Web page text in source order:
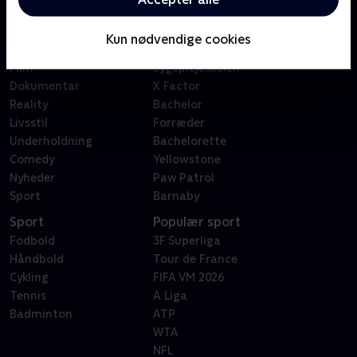
Kun nødvendige cookies
Kategorier
Film
Dokumentar
Reality
Livsstil
Underholdning
Comedy
Nyheder
Sport
Badehotellet
Sygeplejeskolen
X Factor
Bachelor
Forræder
Bachelorette
Yellowstone
Paw Patrol
Barnaby
Sport
Fodbold
Håndbold
Cykling
Tennis
Badminton
Populær sport
3F Superliga
Tour de France
FIFA VM 2026
A Liga
ATP
WTA
NFL